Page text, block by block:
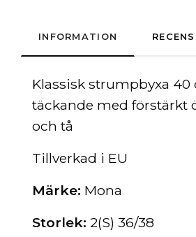
INFORMATION
Klassisk strumpbyxa 40
täckande med förstärkt
och tå
Tillverkad i EU
Märke: Mona
Storlek: 2(S) 36/38